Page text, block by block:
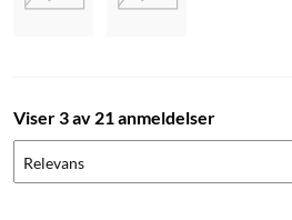
Viser 3 av 21 anmeldelser
Relevans